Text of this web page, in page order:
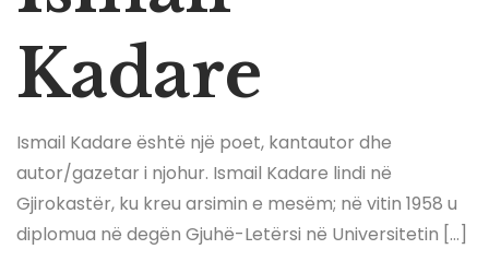
Kadare
Ismail Kadare është një poet, kantautor dhe
autor/gazetar i njohur. Ismail Kadare lindi në
Gjirokastër, ku kreu arsimin e mesëm; në vitin 1958 u
diplomua në degën Gjuhë-Letërsi në Universitetin […]